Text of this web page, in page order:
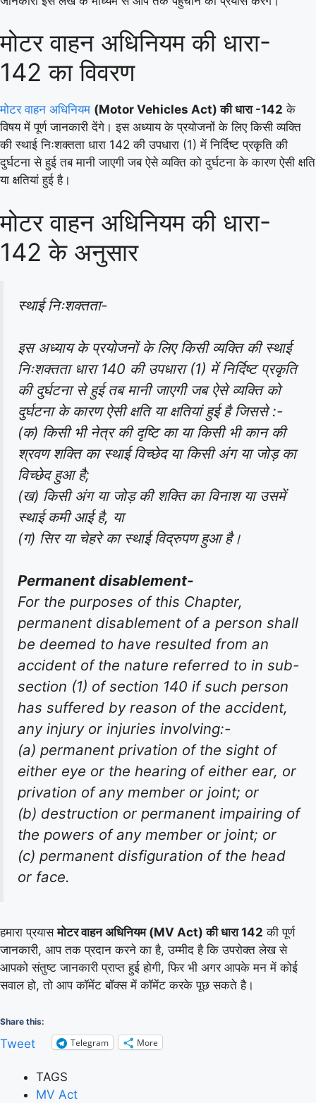
मोटर वाहन अधिनियम की धारा-
142 का विवरण
मोटर वाहन अधिनियम (Motor Vehicles Act) की धारा -142 के
विषय में पूर्ण जानकारी देंगे। इस अध्याय के प्रयोजनों के लिए किसी व्यक्ति
की स्थाई निःशक्तता धारा 142 की उपधारा (1) में निर्दिष्ट प्रकृति की
दुर्घटना से हुई तब मानी जाएगी जब ऐसे व्यक्ति को दुर्घटना के कारण ऐसी क्षति
या क्षतियां हुई है।
मोटर वाहन अधिनियम की धारा-
142 के अनुसार
स्थाई निःशक्तता-
इस अध्याय के प्रयोजनों के लिए किसी व्यक्ति की स्थाई
निःशक्तता धारा 140 की उपधारा (1) में निर्दिष्ट प्रकृति
की दुर्घटना से हुई तब मानी जाएगी जब ऐसे व्यक्ति को
दुर्घटना के कारण ऐसी क्षति या क्षतियां हुई है जिससे :-
(क) किसी भी नेत्र की दृष्टि का या किसी भी कान की
श्रवण शक्ति का स्थाई विच्छेद या किसी अंग या जोड़ का
विच्छेद हुआ है;
(ख) किसी अंग या जोड़ की शक्ति का विनाश या उसमें
स्थाई कमी आई है, या
(ग) सिर या चेहरे का स्थाई विद्रुपण हुआ है।
Permanent disablement-
For the purposes of this Chapter,
permanent disablement of a person shall
be deemed to have resulted from an
accident of the nature referred to in sub-
section (1) of section 140 if such person
has suffered by reason of the accident,
any injury or injuries involving:-
(a) permanent privation of the sight of
either eye or the hearing of either ear, or
privation of any member or joint; or
(b) destruction or permanent impairing of
the powers of any member or joint; or
(c) permanent disfiguration of the head
or face.
हमारा प्रयासमोटर वाहन अधिनियम (MV Act) की धारा 142 की पूर्ण
जानकारी, आप तक प्रदान करने का है, उम्मीद है कि उपरोक्त लेख से
आपको संतुष्ट जानकारी प्राप्त हुई होगी, फिर भी अगर आपके मन में कोई
सवाल हो, तो आप कॉमेंट बॉक्स में कॉमेंट करके पूछ सकते है।
Share this:
Tweet Telegram More
TAGS
MV Act